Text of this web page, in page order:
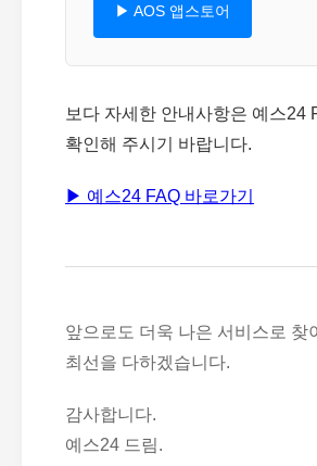
▶ AOS 앱스토어
보다 자세한 안내사항은 예스24
확인해 주시기 바랍니다.
▶ 예스24 FAQ 바로가기
앞으로도 더욱 나은 서비스로 찾
최선을 다하겠습니다.
감사합니다.
예스24 드림.